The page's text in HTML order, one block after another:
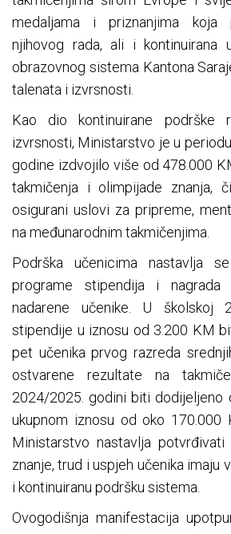
medaljama i priznanjima koja
njihovog rada, ali i kontinuirana
obrazovnog sistema Kantona
talenata i izvrsnosti.
Kao dio kontinuirane podrške
izvrsnosti, Ministarstvo je u
godine izdvojilo više od 478.000
takmičenja i olimpijade znanja,
osigurani uslovi za pripreme,
na međunarodnim takmičenjima.
Podrška učenicima nastavlja
programe stipendija i
nadarene učenike. U školskoj
stipendije u iznosu od 3.200 KM
pet učenika prvog razreda
ostvarene rezultate na
2024/2025. godini biti dodijeljeno
ukupnom iznosu od oko 170.000
Ministarstvo nastavlja
znanje, trud i uspjeh učenika imaju
i kontinuiranu podršku sistema.
Ovogodišnja manifestacija